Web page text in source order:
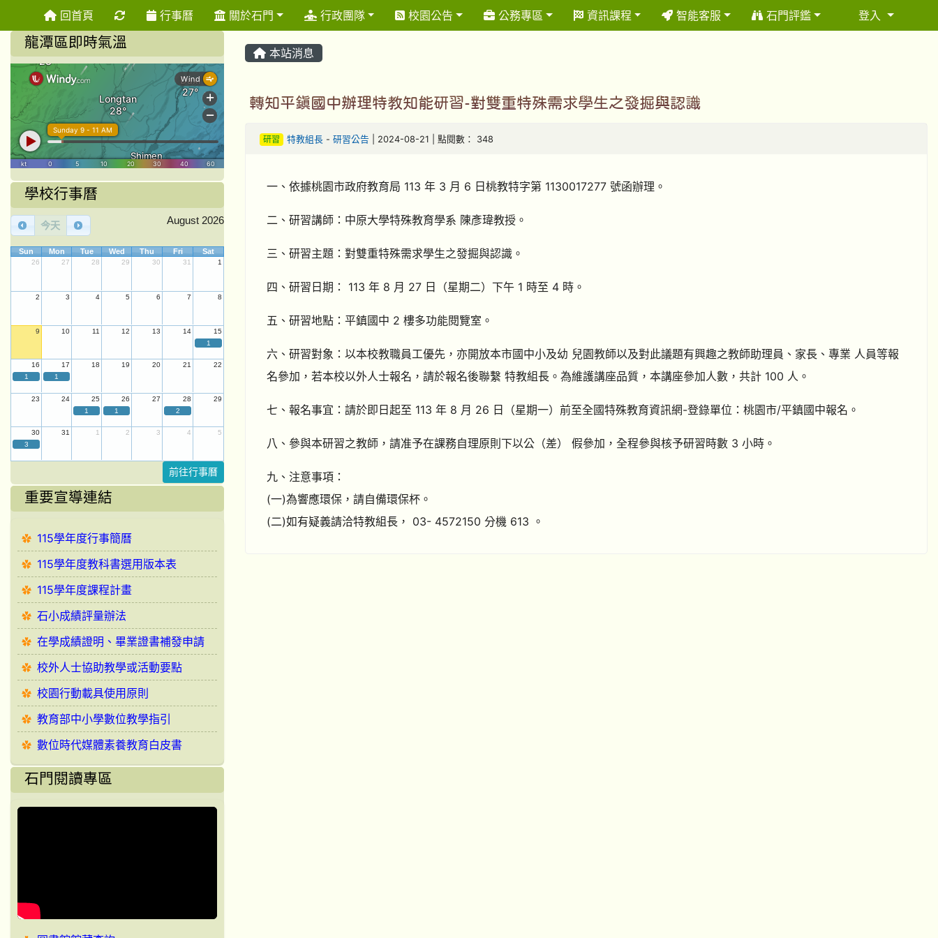
回首頁 重新取得佈景設定
行事曆 關於石門 行政團隊 校園公告 公務專區 資訊課程 智能客服 石門評鑑 登入
本站消息
轉知平鎮國中辦理特教知能研習-對雙重特殊需求學生之發掘與認識
研習 特教組長- 研習公告 | 2024-08-21 | 點閱數： 348
一、依據桃園市政府教育局 113 年 3 月 6 日桃教特字第 1130017277 號函辦理。
二、研習講師：中原大學特殊教育學系 陳彥瑋教授。
三、研習主題：對雙重特殊需求學生之發掘與認識。
四、研習日期： 113 年 8 月 27 日（星期二）下午 1 時至 4 時。
五、研習地點：平鎮國中 2 樓多功能閱覽室。
六、研習對象：以本校教職員工優先，亦開放本市國中小及幼 兒園教師以及對此議題有興趣之教師助理員、家長、專業 人員等報
名參加，若本校以外人士報名，請於報名後聯繫 特教組長。為維護講座品質，本講座參加人數，共計 100 人。
七、報名事宜：請於即日起至 113 年 8 月 26 日（星期一）前至全國特殊教育資訊網-登錄單位：桃園市/平鎮國中報名。
八、參與本研習之教師，請准予在課務自理原則下以公（差） 假參加，全程參與核予研習時數 3 小時。
九、注意事項：
(一)為響應環保，請自備環保杯。
(二)如有疑義請洽特教組長， 03- 4572150 分機 613 。
龍潭區即時氣溫
學校行事曆
今天 August 2026
Sun Mon Tue Wed Thu Fri Sat
26 27 28 29 30 31 1
2 3 4 5 6 7 8
9 10 11 12 13 14
15
1
16 17 18 19 20 21
22
1
1
23 24 25 26 27 28
29
1
1 2
30 31 1 2 3 4
5
3
前往行事曆
重要宣導連結
115學年度行事簡曆
115學年度教科書選用版本表
115學年度課程計畫
石小成績評量辦法
在學成績證明、畢業證書補發申請
校外人士協助教學或活動要點
校園行動載具使用原則
教育部中小學數位教學指引
數位時代媒體素養教育白皮書
石門閱讀專區